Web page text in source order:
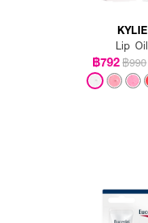
KYLIE
Lip Oil
฿792฿990